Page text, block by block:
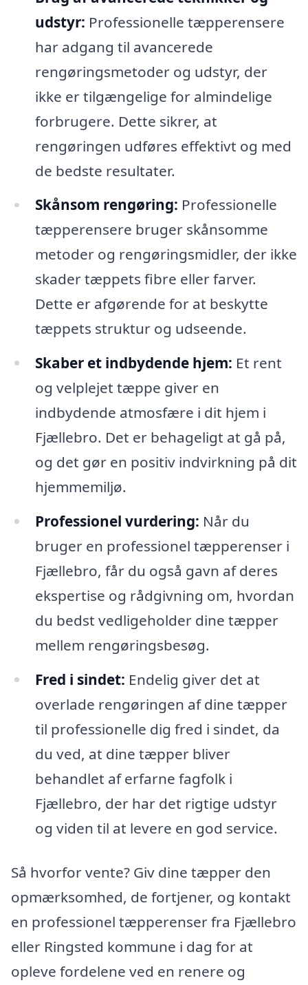
udstyr: Professionelle tæpperensere
har adgang til avancerede
rengøringsmetoder og udstyr, der
ikke er tilgængelige for almindelige
forbrugere. Dette sikrer, at
rengøringen udføres effektivt og med
de bedste resultater.
Skånsom rengøring: Professionelle
tæpperensere bruger skånsomme
metoder og rengøringsmidler, der ikke
skader tæppets fibre eller farver.
Dette er afgørende for at beskytte
tæppets struktur og udseende.
Skaber et indbydende hjem: Et rent
og velplejet tæppe giver en
indbydende atmosfære i dit hjem i
Fjællebro. Det er behageligt at gå på,
og det gør en positiv indvirkning på dit
hjemmemiljø.
Professionel vurdering: Når du
bruger en professionel tæpperenser i
Fjællebro, får du også gavn af deres
ekspertise og rådgivning om, hvordan
du bedst vedligeholder dine tæpper
mellem rengøringsbesøg.
Fred i sindet: Endelig giver det at
overlade rengøringen af dine tæpper
til professionelle dig fred i sindet, da
du ved, at dine tæpper bliver
behandlet af erfarne fagfolk i
Fjællebro, der har det rigtige udstyr
og viden til at levere en god service.
Så hvorfor vente? Giv dine tæpper den
opmærksomhed, de fortjener, og kontakt
en professionel tæpperenser fra Fjællebro
eller Ringsted kommune i dag for at
opleve fordelene ved en renere og